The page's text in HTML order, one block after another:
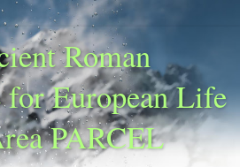
Roman
European Life
PARCEL